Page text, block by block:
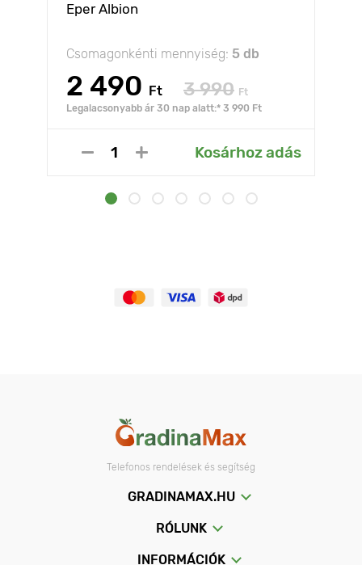
Eper Albion
Csomagonkénti mennyiség: 5 db
2 490 Ft 3 990 Ft
Legalacsonyabb ár 30 nap alatt:* 3 990 Ft
Kosárhoz adás
Telefonos rendelések és segítség
GRADINAMAX.HU
RÓLUNK
INFORMÁCIÓK